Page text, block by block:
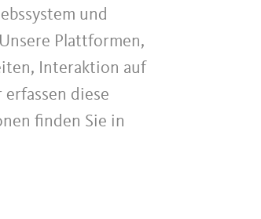
und
Plattformen,
Interaktion auf
diese
finden Sie in